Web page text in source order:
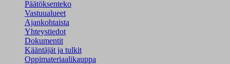
Päätöksenteko
Vastuualueet
Ajankohtaista
Yhteystiedot
Dokumentit
Kääntäjät ja tulkit
Oppimateriaalikauppa